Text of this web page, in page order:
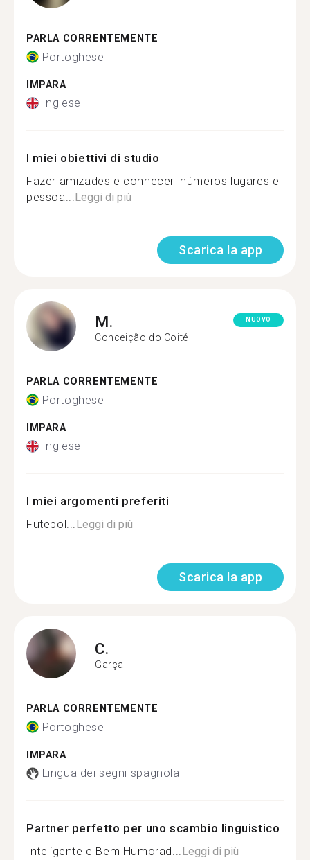
PARLA CORRENTEMENTE
Portoghese
IMPARA
Inglese
I miei obiettivi di studio
Fazer amizades e conhecer inúmeros lugares e
pessoa...Leggi di più
Scarica la app
M.
Conceição do Coité
NUOVO
PARLA CORRENTEMENTE
Portoghese
IMPARA
Inglese
I miei argomenti preferiti
Futebol...Leggi di più
Scarica la app
C.
Garça
PARLA CORRENTEMENTE
Portoghese
IMPARA
Lingua dei segni spagnola
Partner perfetto per uno scambio linguistico
Inteligente e Bem Humorad...Leggi di più